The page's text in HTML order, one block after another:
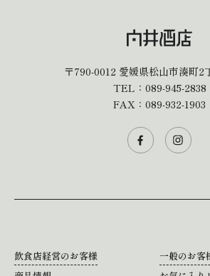
〒790-0012 愛媛県松山市湊町2
TEL： 089-945-2838
FAX：089-932-1903
飲食店経営のお客様
一般のお客